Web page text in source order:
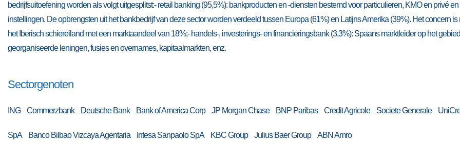
bedrijfsuitoefening worden als volgt uitgesplitst:- retail banking (95,5%): bankproducten en -diensten bestemd voor particulieren, KMO en privé
instellingen. De opbrengsten uit het bankbedrijf van deze sector worden verdeeld tussen Europa (61%) en Latijns Amerika (39%). Het concern is
het Iberisch schiereiland met een marktaandeel van 18%;- handels-, investerings- en financieringsbank (3,3%): Spaans marktleider op het
georganiseerde leningen, fusies en overnames, kapitaalmarkten, enz.
Sectorgenoten
ING Commerzbank Deutsche Bank Bank of America Corp JP Morgan Chase BNP Paribas Credit Agricole Societe Generale
SpA Banco Bilbao Vizcaya Agentaria Intesa Sanpaolo SpA KBC Group Julius Baer Group ABN Amro